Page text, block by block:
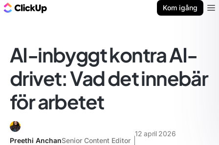
Kom igång
AI-inbyggt kontra AI-
drivet: Vad det innebär
för arbetet
Preethi AnchanSenior Content Editor
12 april 2026